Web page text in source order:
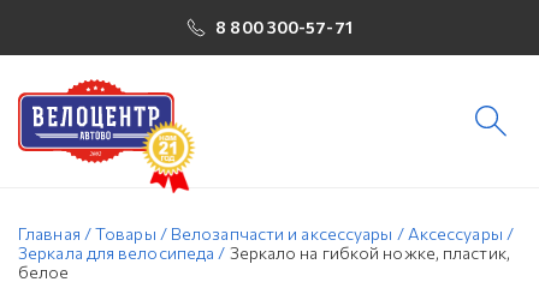
8 800 300-57-71
Главная /Товары / Велозапчасти и аксессуары / Аксессуары /
Зеркала для велосипеда / Зеркало на гибкой ножке, пластик,
белое